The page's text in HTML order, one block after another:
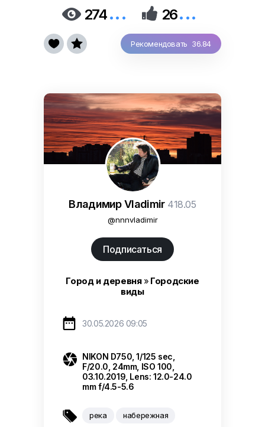
 274...  26...
Рекомендовать 36.84
 
Владимир Vladimir 418.05
@nnnvladimir
Подписаться
Город и деревня» Городские
виды
 30.05.2026 09:05
 NIKON D750, 1/125 sec,
F/20.0, 24mm, ISO 100,
03.10.2019, Lens: 12.0-24.0
mm f/4.5-5.6
 река набережная